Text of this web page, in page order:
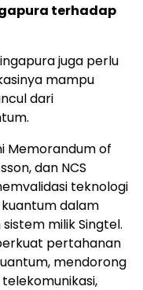
terhadap
juga perlu
mampu
dari
Memorandum of
dan NCS
teknologi
dalam
milik Singtel.
pertahanan
mendorong